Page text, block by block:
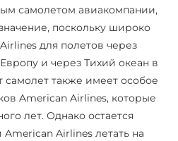
самолетом авиакомпании,
поскольку широко
для полетов через
и через Тихий океан в
также имеет особое
American Airlines, которые
лет. Однако остается
Airlines летать на